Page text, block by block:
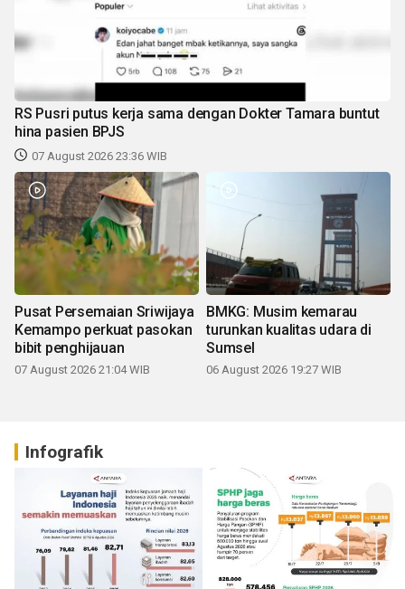
RS Pusri putus kerja sama dengan Dokter Tamara buntut
hina pasien BPJS
07 August 2026 23:36 WIB
Pusat Persemaian Sriwijaya
Kemampo perkuat pasokan
bibit penghijauan
07 August 2026 21:04 WIB
BMKG: Musim kemarau
turunkan kualitas udara di
Sumsel
06 August 2026 19:27 WIB
Infografik